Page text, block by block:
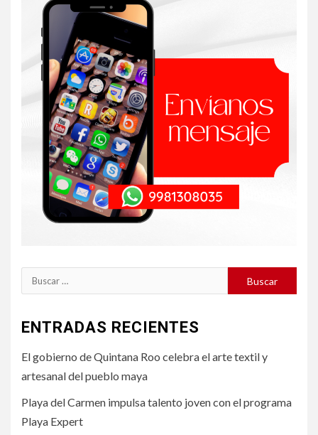
Buscar:
ENTRADAS RECIENTES
El gobierno de Quintana Roo celebra el arte textil y
artesanal del pueblo maya
Playa del Carmen impulsa talento joven con el programa
Playa Expert